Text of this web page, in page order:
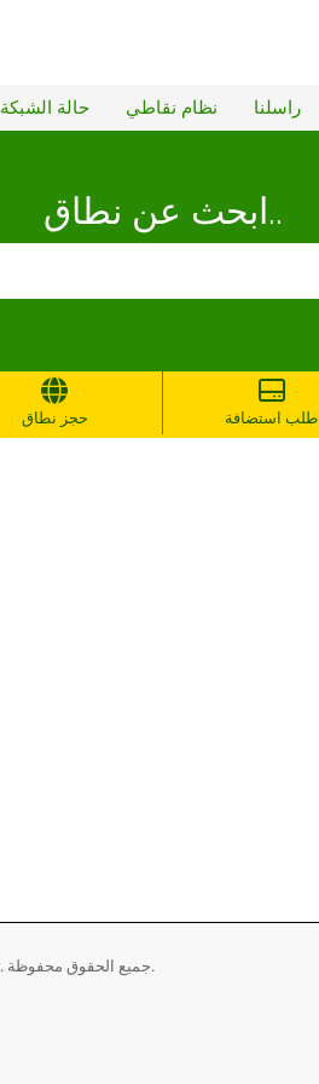
حالة الشبكة نظام نقاطي راسلنا
ابحث عن نطاق..
حجز نطاق طلب استضافة
حقوق الطبع والنشر © 2026 Teradig | Domain registration and Web Hosting. جميع الحقوق محفوظة.